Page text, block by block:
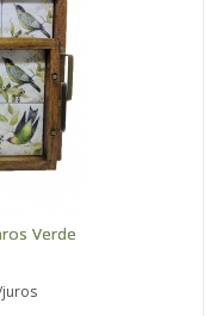
Verde
juros